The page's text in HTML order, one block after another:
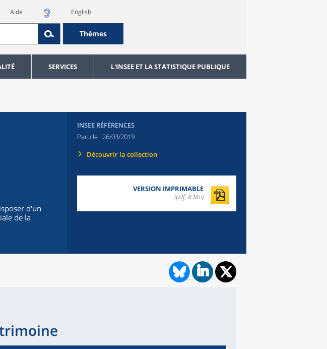
Aide English
Thèmes
SERVICES L'INSEE ET LA STATISTIQUE PUBLIQUE
d'un
de la
INSEE RÉFÉRENCES
Paru le : 26/03/2019
Découvrir la collection
VERSION IMPRIMABLE
(pdf, 8 Mo)